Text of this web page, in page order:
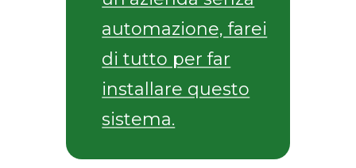
automazione, farei
di tutto per far
installare questo
sistema.